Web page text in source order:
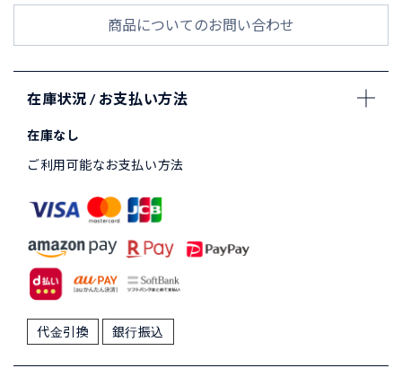
商品についてのお問い合わせ
在庫状況 / お支払い方法
在庫なし
ご利用可能なお支払い方法
代金引換 銀行振込